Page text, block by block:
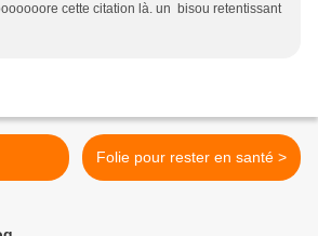
cette citation là. un bisou retentissant
Folie pour rester en santé >